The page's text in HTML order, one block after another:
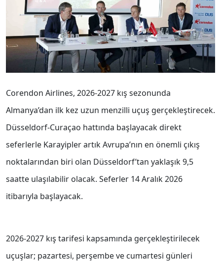
Corendon Airlines, 2026-2027 kış sezonunda
Almanya’dan ilk kez uzun menzilli uçuş gerçekleştirecek.
Düsseldorf-Curaçao hattında başlayacak direkt
seferlerle Karayipler artık Avrupa’nın en önemli çıkış
noktalarından biri olan Düsseldorf’tan yaklaşık 9,5
saatte ulaşılabilir olacak. Seferler 14 Aralık 2026
itibarıyla başlayacak.
2026-2027 kış tarifesi kapsamında gerçekleştirilecek
uçuşlar; pazartesi, perşembe ve cumartesi günleri